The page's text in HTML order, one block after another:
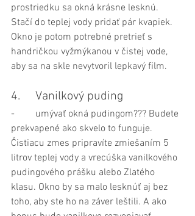
prostriedku sa okná krásne lesknú.
Stačí do teplej vody pridať pár kvapiek.
Okno je potom potrebné pretrieť s
handričkou vyžmýkanou v čistej vode,
aby sa na skle nevytvoril lepkavý film.
4.	Vanilkový puding
-	umývať okná pudingom??? Budete
prekvapené ako skvelo to funguje.
Čistiacu zmes pripravíte zmiešaním 5
litrov teplej vody a vrecúška vanilkového
pudingového prášku alebo Zlatého
klasu. Okno by sa malo lesknúť aj bez
toho, aby ste ho na záver leštili. A ako